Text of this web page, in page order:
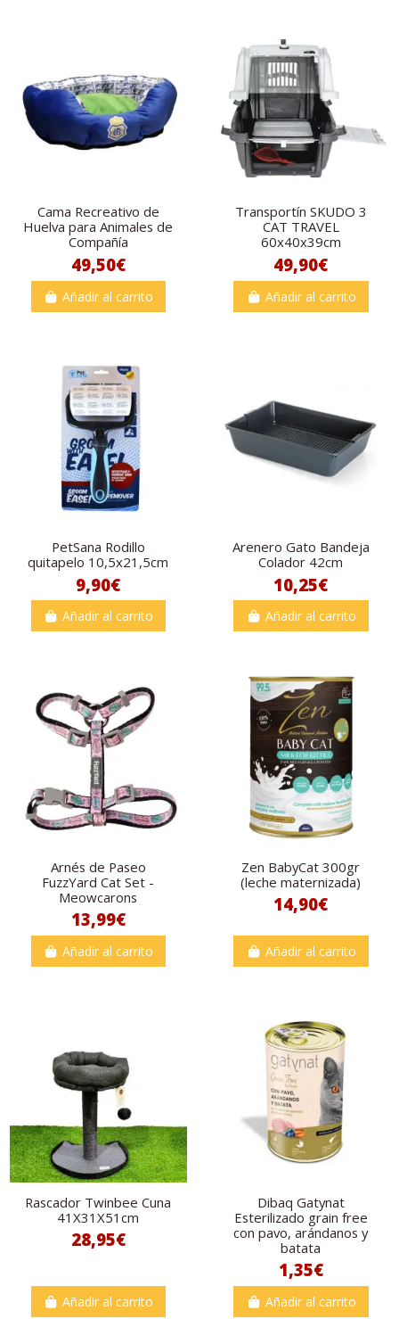
Cama Recreativo de
Huelva para Animales de
Compañía
49,50€
Añadir al carrito
Transportín SKUDO 3
CAT TRAVEL
60x40x39cm
49,90€
Añadir al carrito
PetSana Rodillo
quitapelo 10,5x21,5cm
9,90€
Añadir al carrito
Arenero Gato Bandeja
Colador 42cm
10,25€
Añadir al carrito
Arnés de Paseo
FuzzYard Cat Set -
Meowcarons
13,99€
Añadir al carrito
Zen BabyCat 300gr
(leche maternizada)
14,90€
Añadir al carrito
Rascador Twinbee Cuna
41X31X51cm
28,95€
Añadir al carrito
Dibaq Gatynat
Esterilizado grain free
con pavo, arándanos y
batata
1,35€
Añadir al carrito